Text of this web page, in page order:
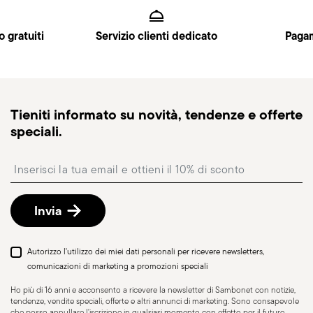
6
Resistente al lavaggio
(Regno Unito). Dettagli completi nella pagina
riceverai un link di tracciamento per monitorare la
consegna.
presso Punto di Ritiro, selezionabile al checkout.
Reso gratuito entro 30 giornidalla data di
spedizione/fatturazione seguendo la procedura
indicata nella pagina
gratuiti Servizio clienti dedicato
Tieniti informato su novità, tendenze e offerte
speciali.
Invia
Autorizzo l'utilizzo dei miei dati personali per ricevere newsletters,
comunicazioni di marketing a promozioni speciali
Ho più di 16 anni e acconsento a ricevere la newsletter di Sambonet con notizie,
tendenze, vendite speciali, offerte e altri annunci di marketing. Sono consapevole